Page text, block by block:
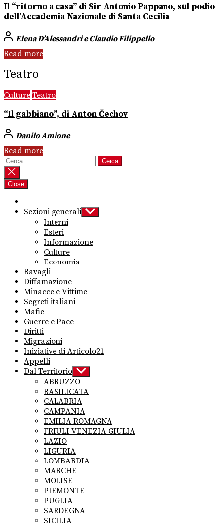
Il “ritorno a casa” di Sir Antonio Pappano, sul podio
dell’Accademia Nazionale di Santa Cecilia
Elena D’Alessandri e Claudio Filippello
Read more
Teatro
Culture Teatro
“Il gabbiano”, di Anton Čechov
Danilo Amione
Read more
Ricerca
per:
Close
Sezioni generali Show
sub
Interni
Esteri
Informazione
Culture
Economia
Bavagli
Diffamazione
Minacce e Vittime
Segreti italiani
Mafie
Guerre e Pace
Diritti
Migrazioni
Iniziative di Articolo21
Appelli
Dal Territorio Show
sub
menu
ABRUZZO
BASILICATA
CALABRIA
CAMPANIA
EMILIA ROMAGNA
FRIULI VENEZIA GIULIA
LAZIO
LIGURIA
LOMBARDIA
MARCHE
MOLISE
PIEMONTE
PUGLIA
SARDEGNA
SICILIA